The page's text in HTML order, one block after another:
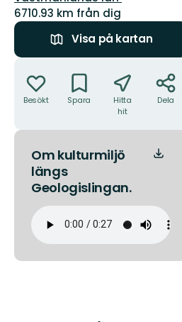
6710.93 km från dig
Visa på kartan
Besökt Spara
Hitta
hit
Dela
Om kulturmiljö
längs
Geologislingan.